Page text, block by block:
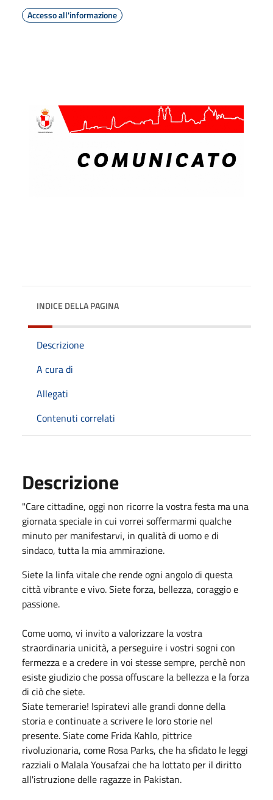
Accesso all'informazione
INDICE DELLA PAGINA
Descrizione
A cura di
Allegati
Contenuti correlati
Descrizione
"Care cittadine, oggi non ricorre la vostra festa ma una
giornata speciale in cui vorrei soffermarmi qualche
minuto per manifestarvi, in qualità di uomo e di
sindaco, tutta la mia ammirazione.
Siete la linfa vitale che rende ogni angolo di questa
città vibrante e vivo. Siete forza, bellezza, coraggio e
passione.
Come uomo, vi invito a valorizzare la vostra
straordinaria unicità, a perseguire i vostri sogni con
fermezza e a credere in voi stesse sempre, perchè non
esiste giudizio che possa offuscare la bellezza e la forza
di ciò che siete.
Siate temerarie! Ispiratevi alle grandi donne della
storia e continuate a scrivere le loro storie nel
presente. Siate come Frida Kahlo, pittrice
rivoluzionaria, come Rosa Parks, che ha sfidato le leggi
razziali o Malala Yousafzai che ha lottato per il diritto
all'istruzione delle ragazze in Pakistan.